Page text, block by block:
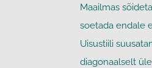
Maailmas
soetada endale
Uisustiili
diagonaalselt